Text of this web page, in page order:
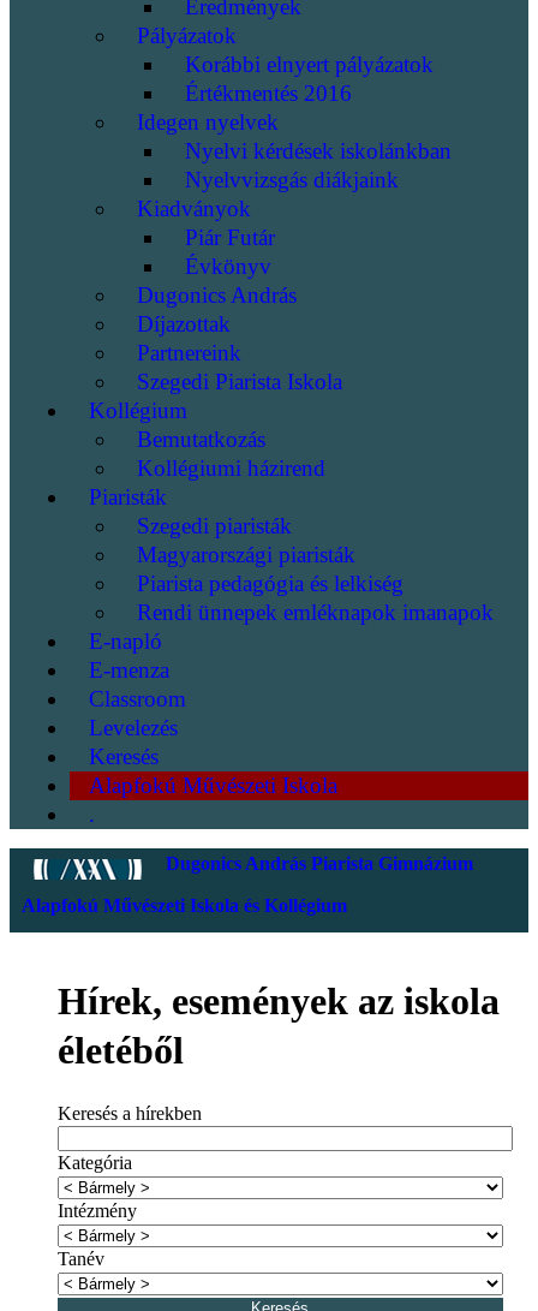
Eredmények
Pályázatok
Korábbi elnyert pályázatok
Értékmentés 2016
Idegen nyelvek
Nyelvi kérdések iskolánkban
Nyelvvizsgás diákjaink
Kiadványok
Piár Futár
Évkönyv
Dugonics András
Díjazottak
Partnereink
Szegedi Piarista Iskola
Kollégium
Bemutatkozás
Kollégiumi házirend
Piaristák
Szegedi piaristák
Magyarországi piaristák
Piarista pedagógia és lelkiség
Rendi ünnepek emléknapok imanapok
E-napló
E-menza
Classroom
Levelezés
Keresés
Alapfokú Művészeti Iskola
.
Dugonics András Piarista Gimnázium
Alapfokú Művészeti Iskola és Kollégium
Hírek, események az iskola
életéből
Keresés a hírekben
Kategória
Intézmény
Tanév